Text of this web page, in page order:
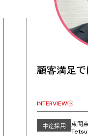
顧客満足で
INTERVIEW
中途採用 東関